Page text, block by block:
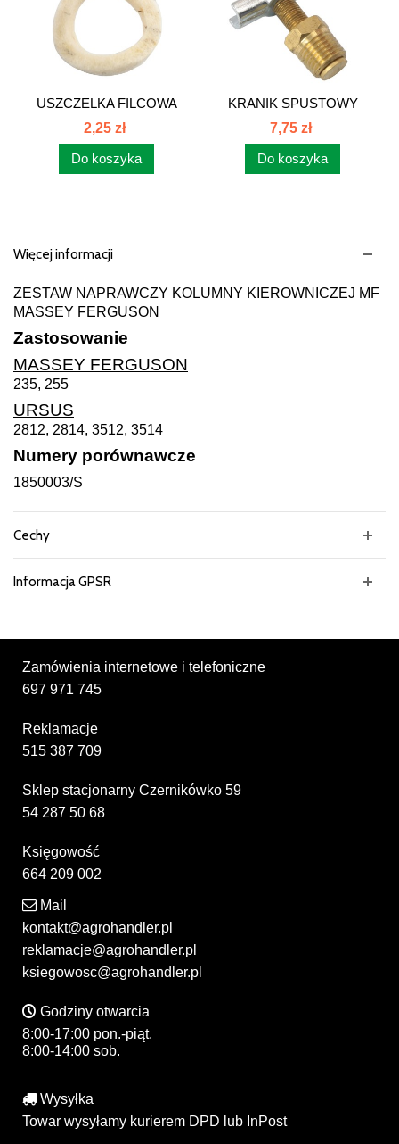
USZCZELKA FILCOWA
KOLUMNY...
2,25 zł
Do koszyka
KRANIK SPUSTOWY
WODY MF 1851095...
7,75 zł
Do koszyka
Więcej informacji
ZESTAW NAPRAWCZY KOLUMNY KIEROWNICZEJ MF
MASSEY FERGUSON
Zastosowanie
MASSEY FERGUSON
235, 255
URSUS
2812, 2814, 3512, 3514
Numery porównawcze
1850003/S
Cechy
Informacja GPSR
Zamówienia internetowe i telefoniczne
697 971 745
Reklamacje
515 387 709
Sklep stacjonarny Czernikówko 59
54 287 50 68
Księgowość
664 209 002
Mail
kontakt@agrohandler.pl
reklamacje@agrohandler.pl
ksiegowosc@agrohandler.pl
Godziny otwarcia
8:00-17:00 pon.-piąt.
8:00-14:00 sob.
Wysyłka
Towar wysyłamy kurierem DPD lub InPost